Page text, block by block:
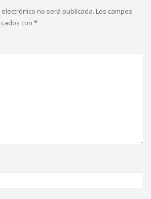
no será publicada. Los campos
con *